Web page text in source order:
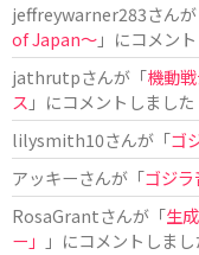
jeffreywarner283さん
of Japan〜」にコメン
jathrutpさんが「機動
ス 」にコメントしました
lilysmith10さんが「ゴ
アッキーさんが「ゴジ
RosaGrantさんが「生
ー」
」にコメントしまし